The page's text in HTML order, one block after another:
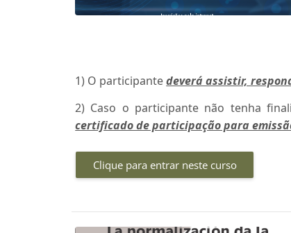
1) O participantedeverá assistir,
2) Caso o participante não tenha
certificado de participação para
Clique para entrar neste curso